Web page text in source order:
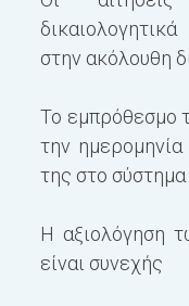
στην ακόλουθη
Το εμπρόθεσμο
την
της στο σύστημα
Η αξιολόγηση
είναι συνεχής